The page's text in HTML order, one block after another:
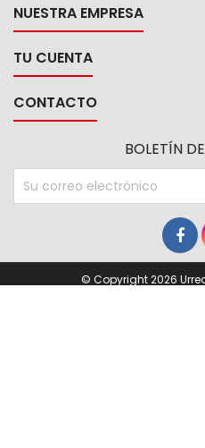
NUESTRA EMPRESA
TU CUENTA
CONTACTO
BOLETÍN
© Copyright 2026